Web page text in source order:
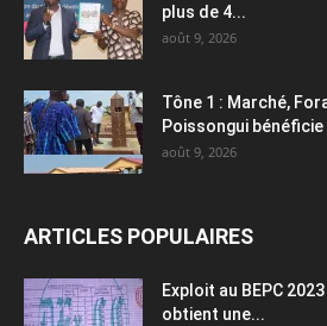
plus de 4...
août 9, 2026
Tône 1 : Marché,
Poissongui
août 9, 2026
ARTICLES POPULAIRES
Exploit au BEPC
obtient une...